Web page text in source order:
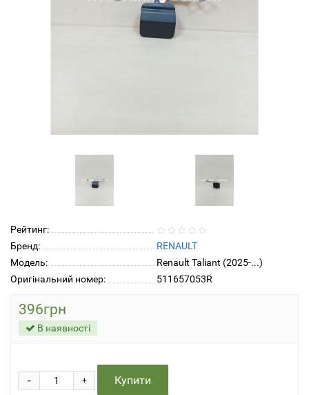
Рейтинг:
Бренд:
RENAULT
Модель:
Renault Taliant (2025-...)
Оригінальний номер:
511657053R
396грн
В наявності
+
- Купити